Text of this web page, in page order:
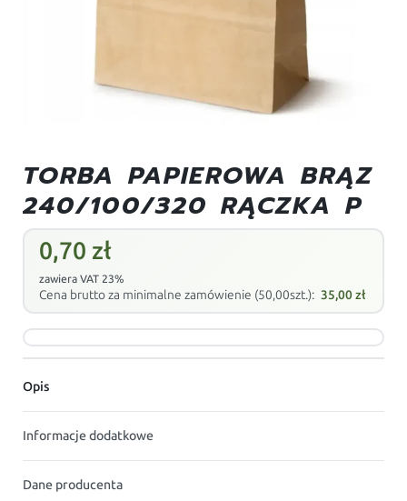
TORBA PAPIEROWA BRĄZ
240/100/320 RĄCZKA P
0,70 zł
zawiera VAT 23%
Cena brutto za minimalne zamówienie (50,00szt.): 35,00zł
Opis
Informacje dodatkowe
Dane producenta